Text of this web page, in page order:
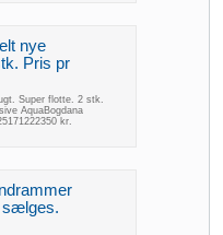
nye
Pris pr
Super flotte. 2 stk.
AquaBogdana
kr.
sælges.